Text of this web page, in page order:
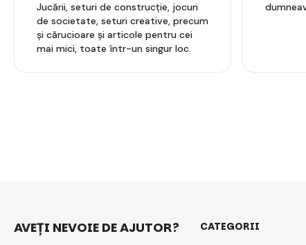
Jucării, seturi de construcție, jocuri
de societate, seturi creative, precum
și cărucioare și articole pentru cei
mai mici, toate într-un singur loc.
AVEȚI NEVOIE DE AJUTOR? CATEGORII